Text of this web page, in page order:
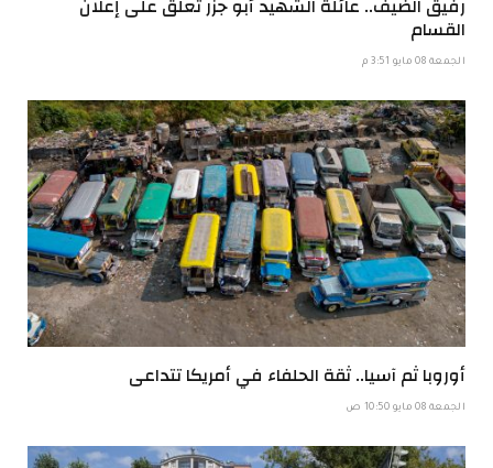
رفيق الضيف.. عائلة الشهيد أبو جزر تعلق على إعلان
القسام
الجمعة 08 مايو 3:51 م
أوروبا ثم آسيا.. ثقة الحلفاء في أمريكا تتداعى
الجمعة 08 مايو 10:50 ص